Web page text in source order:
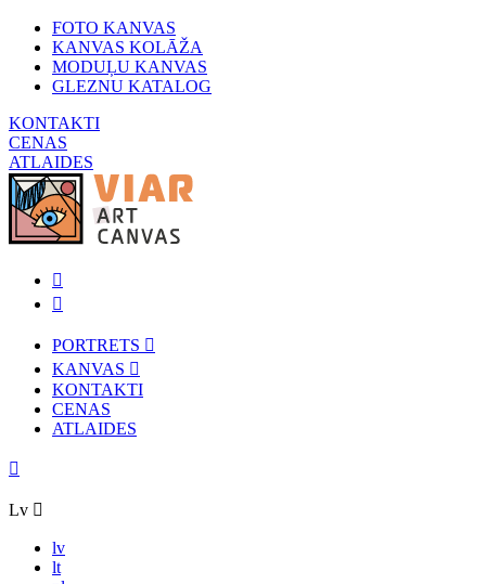
FOTO KANVAS
KANVAS KOLĀŽA
MODUĻU KANVAS
GLEZNU KATALOG
KONTAKTI
CENAS
ATLAIDES
PORTRETS
KANVAS
KONTAKTI
CENAS
ATLAIDES
Lv
lv
lt